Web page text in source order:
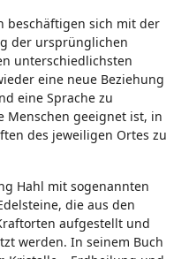
beschäftigen sich mit der
der ursprünglichen
unterschiedlichsten
eine neue Beziehung
eine Sprache zu
Menschen geeignet ist, in
des jeweiligen Ortes zu
Hahl mit sogenannten
die aus den
aufgestellt und
werden. In seinem Buch